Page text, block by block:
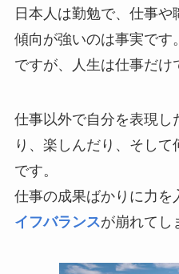
日本人は勤勉で、仕事
傾向が強いのは事実です。
ですが、人生は仕事だけ
仕事以外で自分を表現し
り、楽しんだり、そし
です。
仕事の成果ばかりに力を
イフバランスが崩れてし